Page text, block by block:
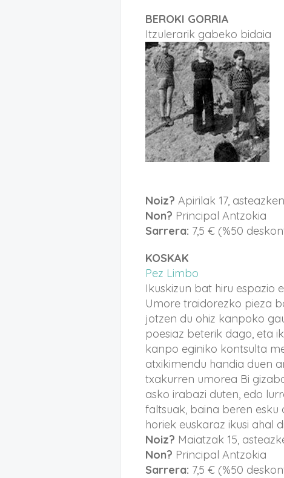
BEROKI GORRIA
Itzulerarik gabeko bidaia
Noiz? Apirilak 17,
Non? Principal Antzokia
Sarrera: 7,5 € (%50
KOSKAK
Pez Limbo
Ikuskizun bat hiru espazio
Umore traidorezko pieza
jotzen du ohiz kanpoko
poesiaz beterik dago, eta
kanpo eginiko kontsulta
atxikimendu handia duen
txakurren umorea Bi
asko irabazi duten, edo
faltsuak, baina beren
horiek euskaraz ikusi ahal
Noiz? Maiatzak 15,
Non? Principal Antzokia
Sarrera: 7,5 € (%50